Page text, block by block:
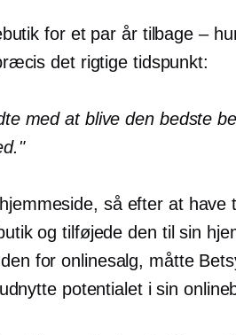
for et par år tilbage –
det rigtige tidspunkt:
med at blive den bedste
så efter at have
og tilføjede den til sin
for onlinesalg, måtte
potentialet i sin